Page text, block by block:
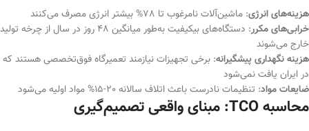
هزینه‌های انرژی: ماشین‌آلات نامرغوب تا 78% بیشتر انرژی مصرف می‌کنند
خرابی‌های مکرر
: دستگاه‌های بیکیفیت به‌طور میانگین 48 روز در سال از چرخه تولید
خارج می‌شوند
هزینه نگهداری پیشگیرانه: برخی تجهیزات نیازمند تعمیرگاه فوق‌تخصصی هستند که
در ایران یافت نمی‌شود
ضایعات مواد: تنظیمات نادرست باعث اتلاف سالانه 20-15% مواد اولیه می‌شود
محاسبه TCO: مبنای واقعی تصمیم‌گیری